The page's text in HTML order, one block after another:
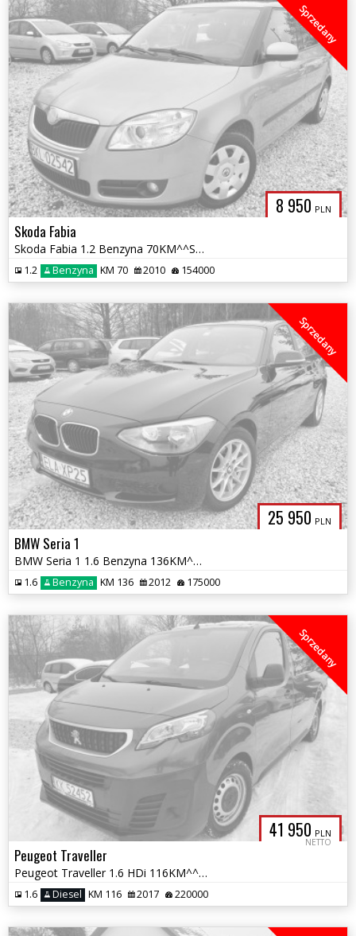
8 950 PLN
Sprzedany
Skoda Fabia
Skoda Fabia 1.2 Benzyna 70KM^^Salon Polska^^Klimatyzacja^^Jeden właści
1.2 Benzyna KM 70 2010 154000
25 950 PLN
Sprzedany
BMW Seria 1
BMW Seria 1 1.6 Benzyna 136KM^^Serwis^^175tys.km^^2012ok^^Stan BDB^^
1.6 Benzyna KM 136 2012 175000
41 950 PLN
NETTO
Sprzedany
Peugeot Traveller
Peugeot Traveller 1.6 HDi 116KM^^Salon Polska^^FVAT23%^^Climatronic^^9
1.6 Diesel KM 116 2017 220000